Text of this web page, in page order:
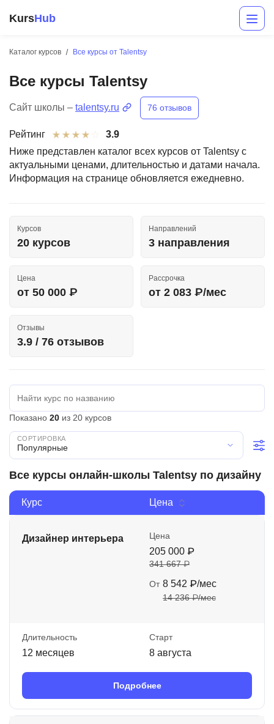
KursHub
Каталог курсов Все курсы от Talentsy
Все курсы Talentsy
Сайт школы – talentsy.ru 76 отзывов
Рейтинг
3.9
Ниже представлен каталог всех курсов от Talentsy с
актуальными ценами, длительностью и датами начала.
Информация на странице обновляется ежедневно.
Курсов
20 курсов
Направлений
3 направления
Цена
от 50 000 ₽
Рассрочка
от 2 083 ₽/мес
Отзывы
3.9 / 76 отзывов
Показано 20 из 20 курсов
Популярные
Все курсы онлайн-школы Talentsy по дизайну
Курс Цена
Дизайнер интерьера Цена
205 000 ₽
341 667 ₽
От 8 542 ₽/мес
14 236 ₽/мес
Длительность
12 месяцев
Старт
8 августа
Подробнее
Разработка
Аналитика
Иностранные языки
ДПО
Акции и промокоды
Рейтинг онлайн-школ